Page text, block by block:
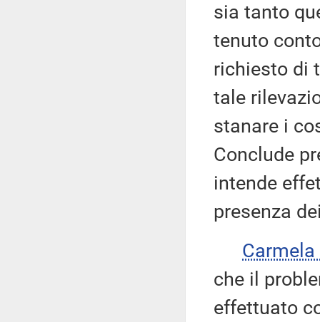
sia tanto
tenuto
richiesto di
tale
stanare i
Conclude
intende
presenza
Carmela
che il
effettuato